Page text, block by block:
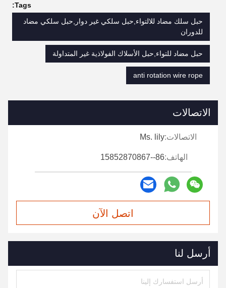
Tags:
حبل سلك مضاد للالتواء,حبل سلكي غير دوار,حبل سلكي مضاد
للدوران
حبل مضاد للتواء,حبل الأسلاك الفولاذية غير المتداولة
anti rotation wire rope
الاتصالات
الاتصالات:Ms. lily
الهاتف:86--15852870867
اتصل الآن
أرسل لنا